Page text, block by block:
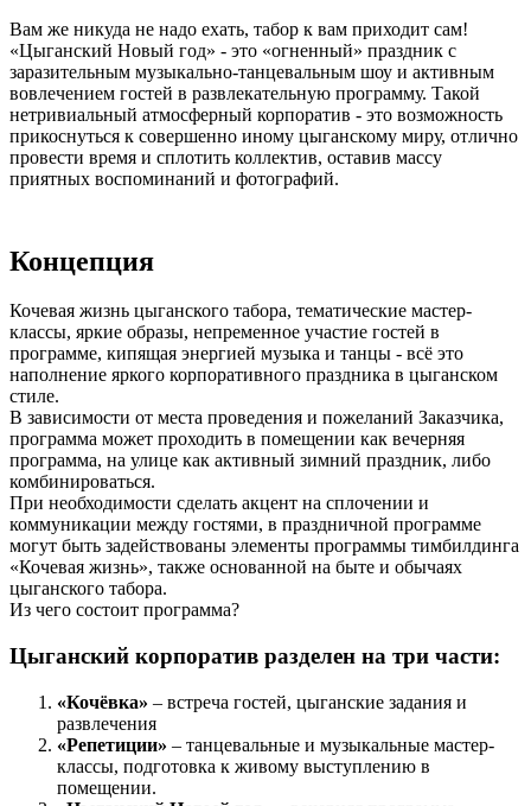
Вам же никуда не надо ехать, табор к вам приходит сам!
«Цыганский Новый год» - это «огненный» праздник с
заразительным музыкально-танцевальным шоу и активным
вовлечением гостей в развлекательную программу. Такой
нетривиальный атмосферный корпоратив - это возможность
прикоснуться к совершенно иному цыганскому миру, отлично
провести время и сплотить коллектив, оставив массу
приятных воспоминаний и фотографий.
Концепция
Кочевая жизнь цыганского табора, тематические мастер-
классы, яркие образы, непременное участие гостей в
программе, кипящая энергией музыка и танцы - всё это
наполнение яркого корпоративного праздника в цыганском
стиле.
В зависимости от места проведения и пожеланий Заказчика,
программа может проходить в помещении как вечерняя
программа, на улице как активный зимний праздник, либо
комбинироваться.
При необходимости сделать акцент на сплочении и
коммуникации между гостями, в праздничной программе
могут быть задействованы элементы программы тимбилдинга
«Кочевая жизнь», также основанной на быте и обычаях
цыганского табора.
Из чего состоит программа?
Цыганский корпоратив разделен на три части:
«Кочёвка» – встреча гостей, цыганские задания и
развлечения
«Репетиции» – танцевальные и музыкальные мастер-
классы, подготовка к живому выступлению в
помещении.